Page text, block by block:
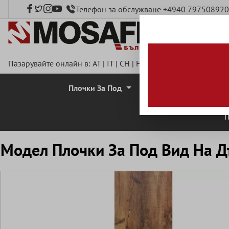
съдържаниеТелефон за обслужване +4940 797508920
Пазарувайте онлайн в: AT| IT| CH | FR
Плочки За Под
Mодел Плочки За Под Bид Hа